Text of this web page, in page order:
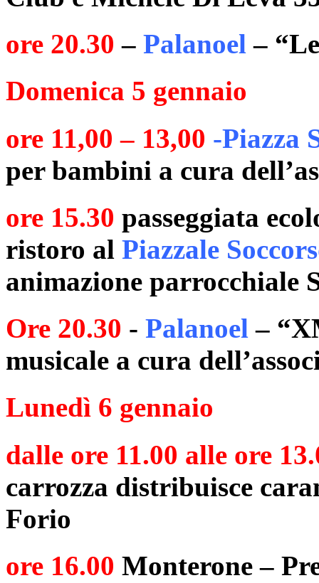
ore 20.30 – Palanoel –
Domenica 5 gennaio
ore 11,00 – 13,00 -Piazza
per bambini a cura
ore 15.30 passeggiata
ristoro al Piazzale
animazione parrocchiale
Ore 20.30 - Palanoel –
musicale a cura
Lunedì 6 gennaio
dalle ore 11.00 alle ore
carrozza distribuisce
Forio
ore 16.00 Monterone –